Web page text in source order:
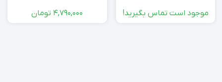
موجود است تماس بگیرید! 4,790,000 تومان